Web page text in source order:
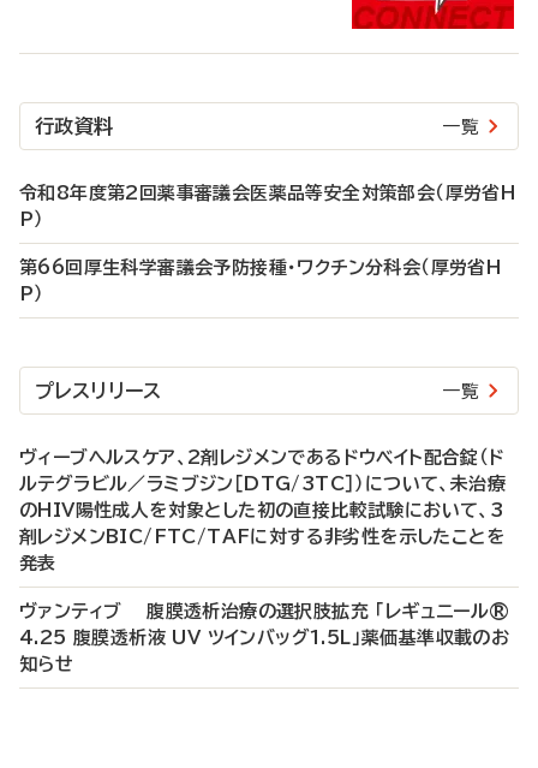
行政資料 一覧
令和8年度第2回薬事審議会医薬品等安全対策部会（厚労省H
P）
第66回厚生科学審議会予防接種・ワクチン分科会（厚労省H
P）
プレスリリース 一覧
ヴィーブヘルスケア、2剤レジメンであるドウベイト配合錠（ド
ルテグラビル／ラミブジン［DTG/3TC］）について、未治療
のHIV陽性成人を対象とした初の直接比較試験において、3
剤レジメンBIC/FTC/TAFに対する非劣性を示したことを
発表
ヴァンティブ 腹膜透析治療の選択肢拡充 「レギュニール®
4.25 腹膜透析液 UV ツインバッグ1.5L」薬価基準収載のお
知らせ